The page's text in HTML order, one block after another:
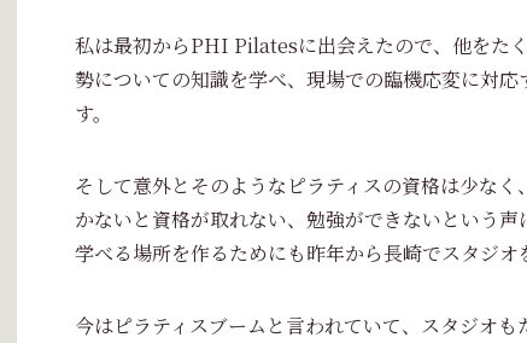
私は最初からPHI Pilatesに出会えたので、他をた
勢についての知識を学べ、現場での臨機応変に対
す。
そして意外とそのようなピラティスの資格は少な
かないと資格が取れない、勉強ができないという
学べる場所を作るためにも昨年から長崎でスタジオ
今はピラティスブームと言われていて、スタジオ